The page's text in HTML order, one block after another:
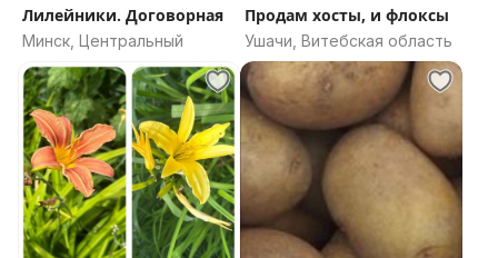
Лилейники. Договорная
Минск, Центральный
Продам хосты, и флоксы
Ушачи, Витебская область